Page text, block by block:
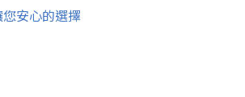
安心的選擇